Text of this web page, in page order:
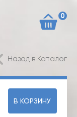
0
Назад в Каталог
В КОРЗИНУ